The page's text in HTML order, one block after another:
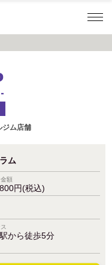
ジム店舗
ム
額
円(税込)
から徒歩5分